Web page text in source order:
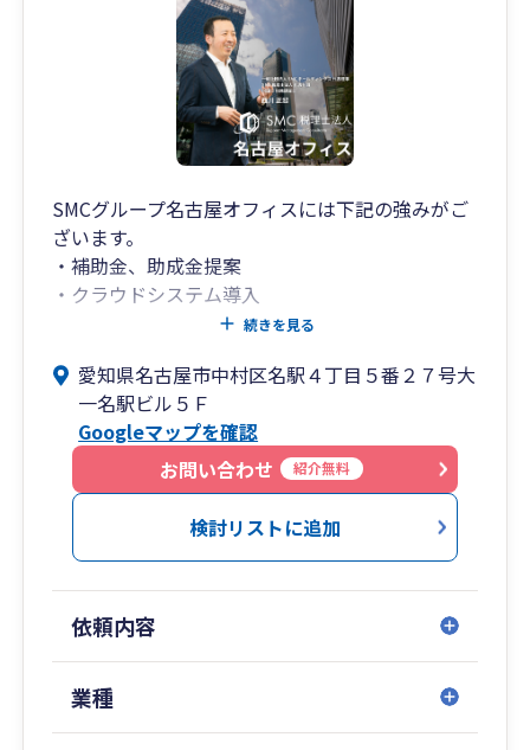
SMCグループ名古屋オフィスには下記の強みがご
ざいます。
・補助金、助成金提案
・クラウドシステム導入
・医業、医療系へのサポート
SMCグループは名古屋オフィスを本社としてお
り、税理士に加えて中小企業診断士や社会保険労
務士等の士業が常駐しております。
そのため税理士だけでは対応しきれないサービス
として、採用に関するアドバイスや、完全成功報
酬1%の創業融資支援、補助金・助成金の迅速な
情報提供・提案を実施することで、全方位的なサ
また名古屋オフィスは医業クライアント230件以
上の実績を持ち、医療業種への対応力と提案力を
持ったスタッフが在籍しています。
続きを見る
愛知県名古屋市中村区名駅４丁目５番２７号大
一名駅ビル５Ｆ
Googleマップを確認
お問い合わせ
紹介無料
検討リストに追加
依頼内容
業種